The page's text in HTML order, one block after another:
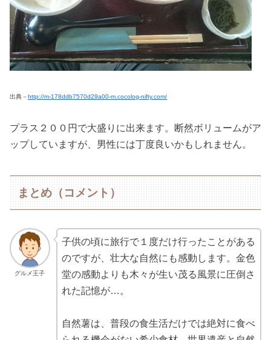
出典－ http://m-178ddb7570d29a00-m.cocolog-nifty.com/
プラス２００円で大盛りに出来ます。断然ボリュームがア
ップしていますが、男性には丁度良いかもしれません。
まとめ（コメント）
グルメ王子
子供の頃に旅行で１度だけ行ったことがある
のですが、壮大な自然にも感動します。金色
堂の感動よりも木々が生い茂る風景に圧倒さ
れた記憶が…。
自然薯は、普段の食生活だけでは絶対に食べ